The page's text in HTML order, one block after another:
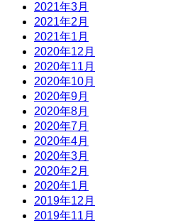
2021年3月
2021年2月
2021年1月
2020年12月
2020年11月
2020年10月
2020年9月
2020年8月
2020年7月
2020年4月
2020年3月
2020年2月
2020年1月
2019年12月
2019年11月